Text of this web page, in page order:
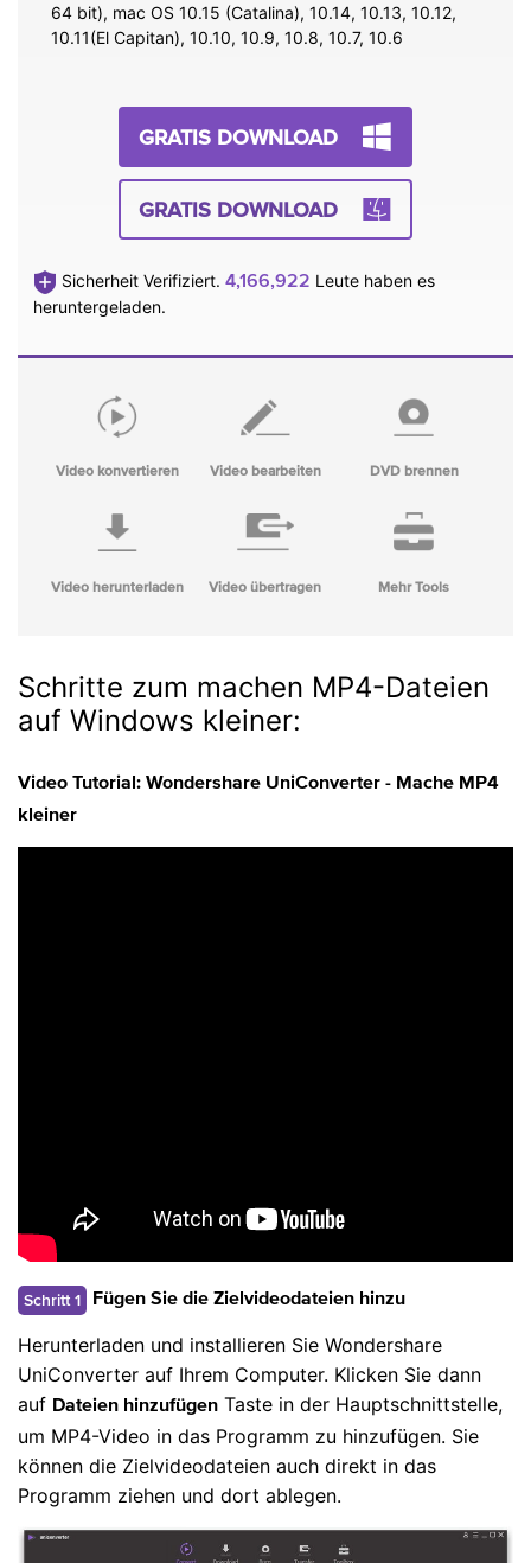
64 bit), mac OS 10.15 (Catalina), 10.14, 10.13, 10.12,
10.11(El Capitan), 10.10, 10.9, 10.8, 10.7, 10.6
GRATIS DOWNLOAD
GRATIS DOWNLOAD
Sicherheit Verifiziert. 4,166,923Leute haben es
heruntergeladen.
Video konvertieren Video bearbeiten DVD brennen
Video herunterladen Video übertragen Mehr Tools
Schritte zum machen MP4-Dateien
auf Windows kleiner:
Video Tutorial: Wondershare UniConverter - Mache MP4
kleiner
Schritt 1 Fügen Sie die Zielvideodateien hinzu
Herunterladen und installieren Sie Wondershare
UniConverter auf Ihrem Computer. Klicken Sie dann
auf Dateien hinzufügen Taste in der Hauptschnittstelle,
um MP4-Video in das Programm zu hinzufügen. Sie
können die Zielvideodateien auch direkt in das
Programm ziehen und dort ablegen.